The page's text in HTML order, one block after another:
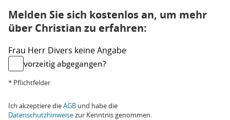
Melden Sie sich kostenlos an, um mehr
über Christian zu erfahren:
Frau Herr Divers keine Angabe
vorzeitig abgegangen?
* Pflichtfelder
Ich akzeptiere dieAGB und habe die
Datenschutzhinweisezur Kenntnis genommen.